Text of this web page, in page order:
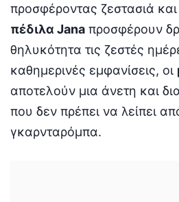
προσφέροντας ζεστασιά
πέδιλα Jana προσφέρουν
θηλυκότητα τις ζεστές
καθημερινές εμφανίσεις, οι
αποτελούν μια άνετη και
που δεν πρέπει να λείπει
γκαρνταρόμπα.